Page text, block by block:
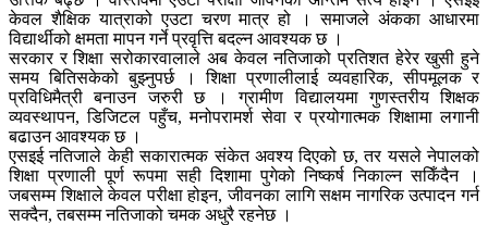
केवल शैक्षिक यात्राको एउटा चरण मात्र हो । समाजले अंकका आधारमा
विद्यार्थीको क्षमता मापन गर्ने प्रवृत्ति बदल्न आवश्यक छ ।
सरकार र शिक्षा सरोकारवालाले अब केवल नतिजाको प्रतिशत हेरेर खुसी हुने
समय बितिसकेको बुझ्नुपर्छ । शिक्षा प्रणालीलाई व्यवहारिक, सीपमूलक र
प्रविधिमैत्री बनाउन जरुरी छ । ग्रामीण विद्यालयमा गुणस्तरीय शिक्षक
व्यवस्थापन, डिजिटल पहुँच, मनोपरामर्श सेवा र प्रयोगात्मक शिक्षामा लगानी
बढाउन आवश्यक छ ।
एसइई नतिजाले केही सकारात्मक संकेत अवश्य दिएको छ, तर यसले नेपालको
शिक्षा प्रणाली पूर्ण रूपमा सही दिशामा पुगेको निष्कर्ष निकाल्न सकिँदैन ।
जबसम्म शिक्षाले केवल परीक्षा होइन, जीवनका लागि सक्षम नागरिक उत्पादन गर्न
सक्दैन, तबसम्म नतिजाको चमक अधुरै रहनेछ ।